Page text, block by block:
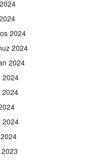
2024
2024
2024
2024
2024
2024
2023